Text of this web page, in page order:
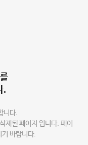
.
니다.
제된 페이지 입니다. 페이
기 바랍니다.